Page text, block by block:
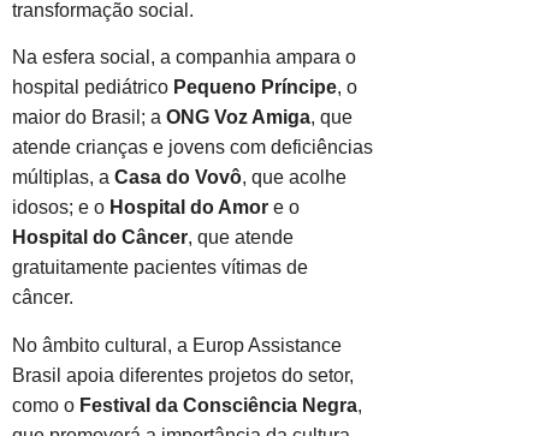
transformação social.
Na esfera social, a companhia ampara o
hospital pediátrico Pequeno Príncipe, o
maior do Brasil; a ONG Voz Amiga, que
atende crianças e jovens com deficiências
múltiplas, a Casa do Vovô, que acolhe
idosos; e o Hospital do Amor e o
Hospital do Câncer, que atende
gratuitamente pacientes vítimas de
câncer.
No âmbito cultural, a Europ Assistance
Brasil apoia diferentes projetos do setor,
como o Festival da Consciência Negra,